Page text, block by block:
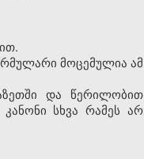
მოცემულია ამ
და წერილობით
სხვა რამეს არ